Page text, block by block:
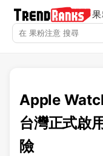
Apple
台灣正式啟
險